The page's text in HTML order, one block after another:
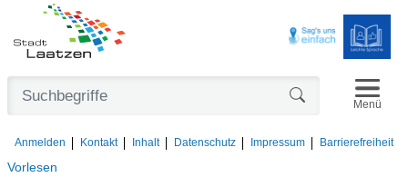
Vorlesen
Anmelden Kontakt Inhalt Datenschutz Impressum Barrierefreiheit
Menü